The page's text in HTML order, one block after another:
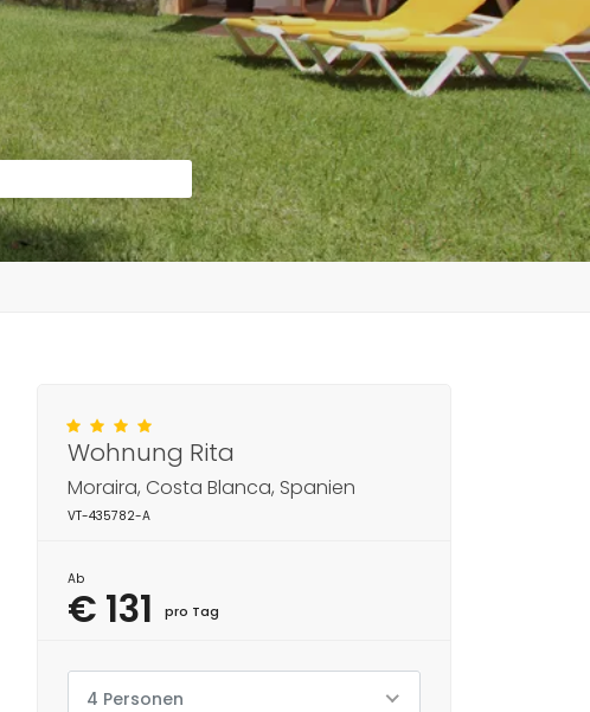
Wohnung Rita
Moraira, Costa Blanca, Spanien
VT-435782-A
Ab
€ 131 pro Tag
4 Personen